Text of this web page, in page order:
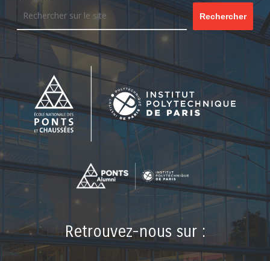
Rechercher
Retrouvez-nous sur :